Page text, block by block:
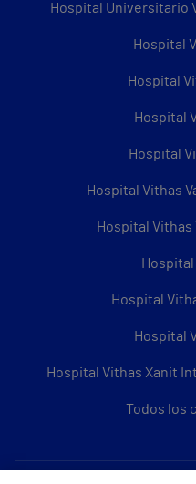
Hospital Universitario
Hospital
Hospital
Hospital
Hospital
Hospital Vithas
Hospital Vithas
Hospital
Hospital
Hospital Vithas Xanit
Todos los